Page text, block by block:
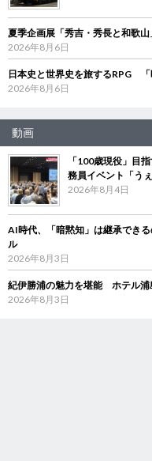
夏季企画展「秀吉・秀長と和歌
2026年8月6日
日本史と世界史を旅するRPG
2026年8月6日
動画
「100歳現役」目
務員イベント「う
2026年8月4日
AI時代、「暗黙知」は継承でき
ル
2026年8月3日
紀伊勝浦の魅力を堪能 ホテル浦
2026年8月3日